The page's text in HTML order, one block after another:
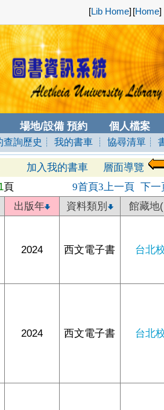
[Lib Home] [Home]
場地/設備 預約 個人檔案
查詢歷史 ┊ 我的書車 ┊ 協尋清單 ┊
加入我的書車
層面導覽
頁 9首頁3上一頁 下一
出版年 資料類別 館藏地
2024 西文電子書 台北
2024 西文電子書 台北